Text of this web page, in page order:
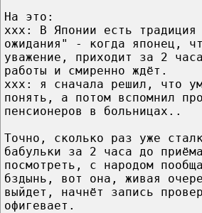
На это:
xxx: В Японии есть традиция
ожидания" - когда японец,
уважение, приходит за 2
работы и смиренно ждёт.
xxx: я сначала решил, что
понять, а потом вспомнил
пенсионеров в больницах..
Точно, сколько раз уже
бабульки за 2 часа до
посмотреть, с народом
бздынь, вот она, живая
выйдет, начнёт запись
офигевает.